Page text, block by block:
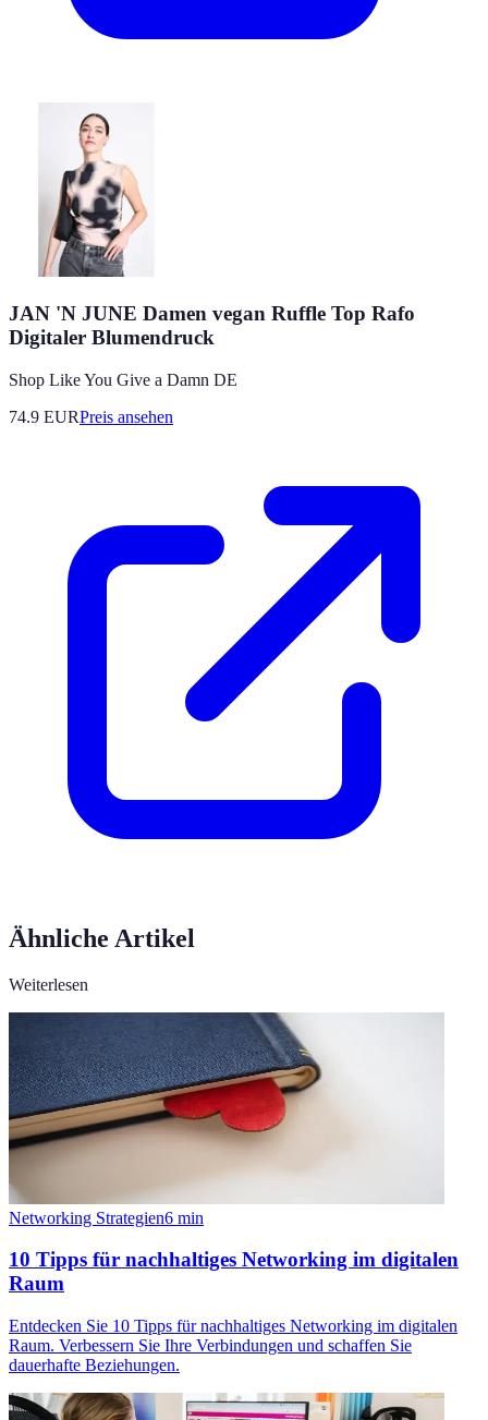
JAN 'N JUNE Damen vegan Ruffle Top Rafo
Digitaler Blumendruck
Shop Like You Give a Damn DE
74.9 EURPreis ansehen
Ähnliche Artikel
Weiterlesen
Networking Strategien6 min
10 Tipps für nachhaltiges Networking im digitalen
Raum
Entdecken Sie 10 Tipps für nachhaltiges Networking im digitalen
Raum. Verbessern Sie Ihre Verbindungen und schaffen Sie
dauerhafte Beziehungen.